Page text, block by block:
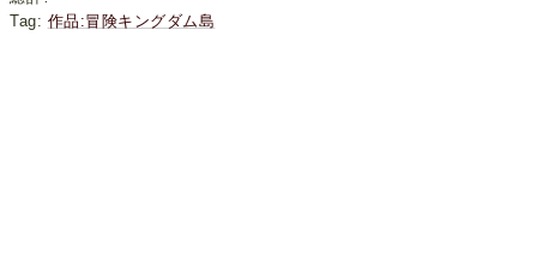
Tag: 作品:冒険キングダム島